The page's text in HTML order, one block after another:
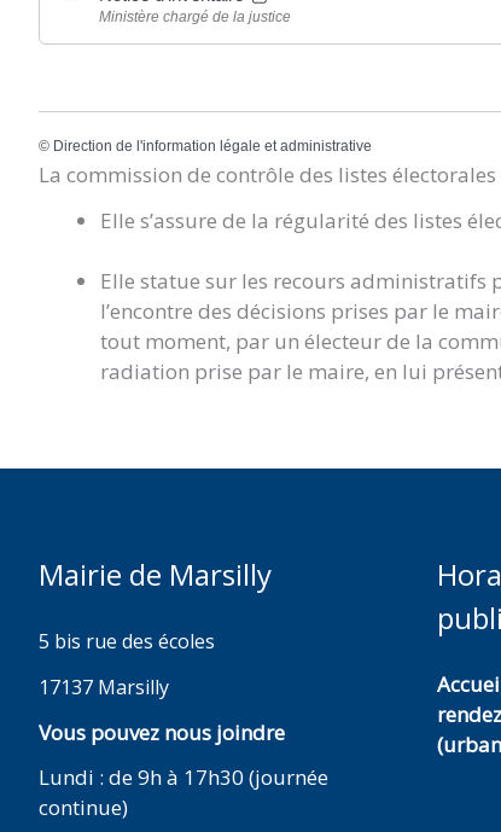
Ministère chargé de la justice
© Direction de l'information légale et administrative
La commission de contrôle des listes
Elle s’assure de la régularité des listes
Elle statue sur les recours administratifs
l’encontre des décisions prises par le
tout moment, par un électeur de la
radiation prise par le maire, en lui
Mairie de Marsilly
5 bis rue des écoles
17137 Marsilly
Vous pouvez nous joindre
Lundi : de 9h à 17h30 (journée
continue)